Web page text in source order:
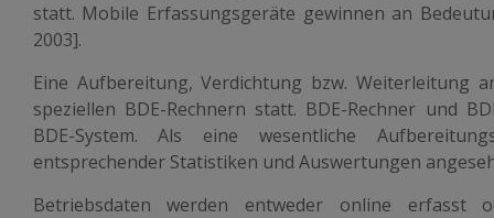
statt. Mobile Erfassungsgeräte gewinnen an
2003].
Eine Aufbereitung, Verdichtung bzw. Weiterleitung
speziellen BDE-Rechnern statt. BDE-Rechner und
BDE-System. Als eine wesentliche
entsprechender Statistiken und Auswertungen
Betriebsdaten werden entweder online erfasst